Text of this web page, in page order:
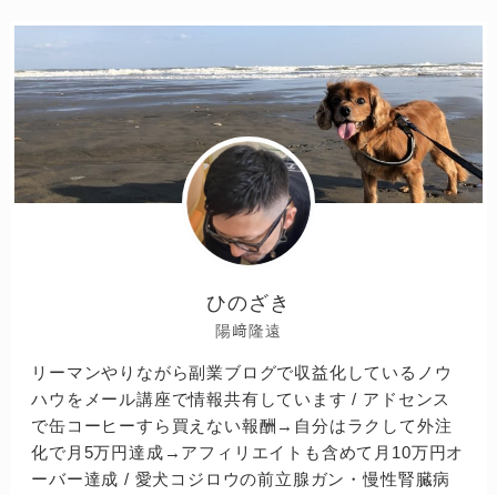
ひのざき
陽﨑隆遠
リーマンやりながら副業ブログで収益化しているノウ
ハウをメール講座で情報共有しています / アドセンス
で缶コーヒーすら買えない報酬→自分はラクして外注
化で月5万円達成→アフィリエイトも含めて月10万円オ
ーバー達成 / 愛犬コジロウの前立腺ガン・慢性腎臓病